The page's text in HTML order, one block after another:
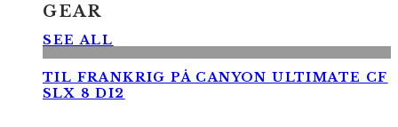
GEAR
SEE ALL
TIL FRANKRIG PÅ CANYON ULTIMATE CF
SLX 8 DI2